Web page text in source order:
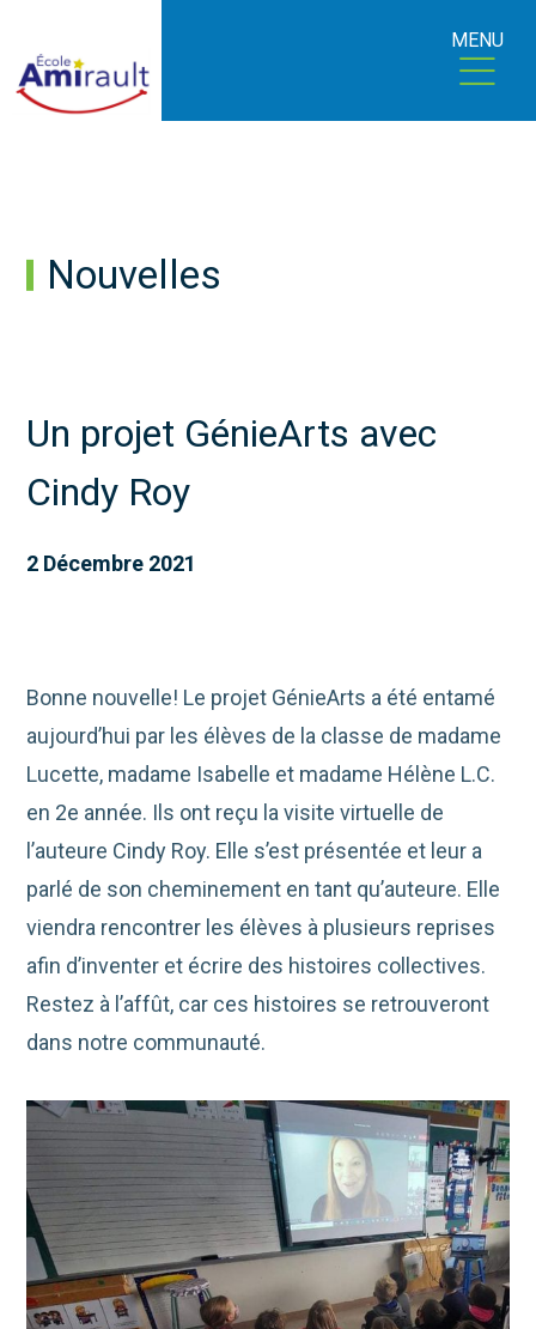
MENU
Nouvelles
Un projet GénieArts avec
Cindy Roy
2 Décembre 2021
Bonne nouvelle! Le projet GénieArts a été entamé
aujourd’hui par les élèves de la classe de madame
Lucette, madame Isabelle et madame Hélène L.C.
en 2e année. Ils ont reçu la visite virtuelle de
l’auteure Cindy Roy. Elle s’est présentée et leur a
parlé de son cheminement en tant qu’auteure. Elle
viendra rencontrer les élèves à plusieurs reprises
afin d’inventer et écrire des histoires collectives.
Restez à l’affût, car ces histoires se retrouveront
dans notre communauté.